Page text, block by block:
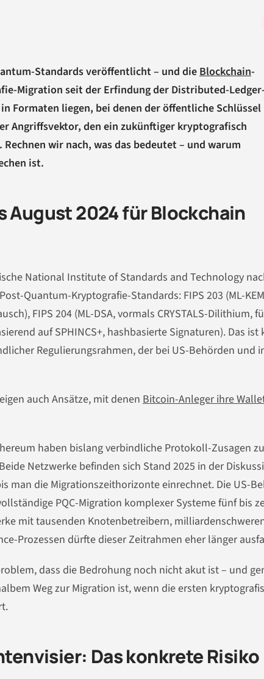
Standards veröffentlicht – und die Blockchain-
Migration seit der Erfindung der Distributed-
Formaten liegen, bei denen der öffentliche Schlüssel
Angriffsvektor, den ein zukünftiger kryptografisch
wir nach, was das bedeutet – und warum
ist.
August 2024 für Blockchain
National Institute of Standards and Technology
Quantum-Kryptografie-Standards: FIPS 203 (ML-
FIPS 204 (ML-DSA, vormals CRYSTALS-Dilithium,
auf SPHINCS+, hashbasierte Signaturen). Das ist
Regulierungsrahmen, der bei US-Behörden und
auch Ansätze, mit denen Bitcoin-Anleger ihre
haben bislang verbindliche Protokoll-Zusagen
Netzwerke befinden sich Stand 2025 in der
man die Migrationszeithorizonte einrechnet. Die US-
PQC-Migration komplexer Systeme fünf bis
mit tausenden Knotenbetreibern,
Prozessen dürfte dieser Zeitrahmen eher länger
dass die Bedrohung noch nicht akut ist – und
Weg zur Migration ist, wenn die ersten
Das konkrete Risiko